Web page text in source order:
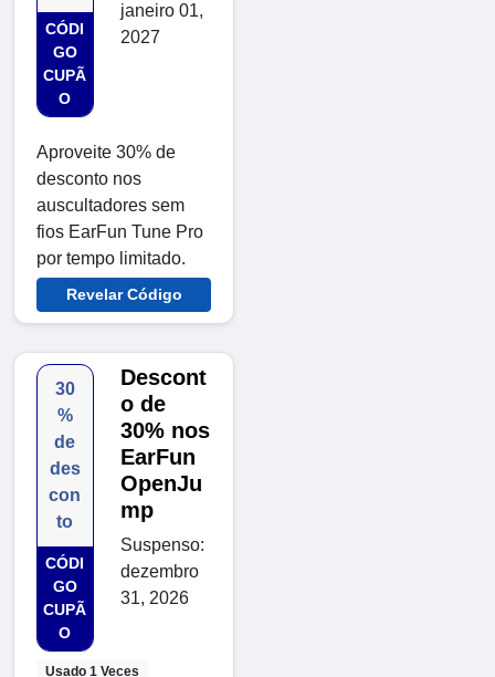
CÓDI
GO
CUPÃ
O
janeiro 01,
2027
Aproveite 30% de
desconto nos
auscultadores sem
fios EarFun Tune Pro
por tempo limitado.
Revelar Código
30
%
de
des
con
to
CÓDI
GO
CUPÃ
O
Usado 1 Veces
Descont
o de
30% nos
EarFun
OpenJu
mp
Suspenso:
dezembro
31, 2026